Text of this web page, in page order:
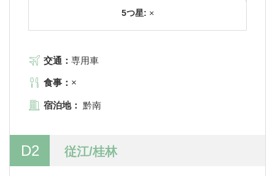
5つ星: ×
交通： 専用車
食事： ×
宿泊地： 黔南
D2 従江/桂林